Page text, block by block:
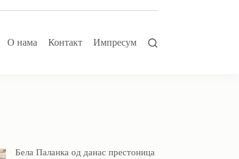
О нама Контакт Импресум
Бела Паланка од данас престоница